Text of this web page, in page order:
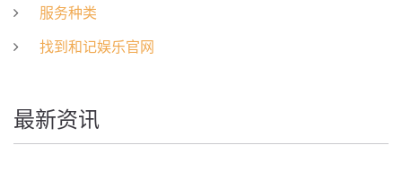
服务种类
找到和记娱乐官网
最新资讯